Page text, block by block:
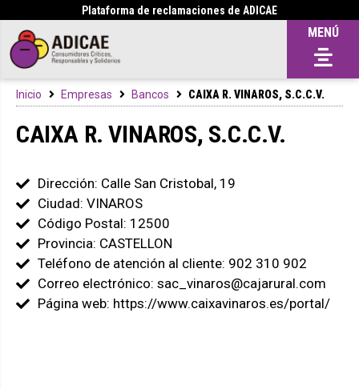
Plataforma de reclamaciones de ADICAE
MENÚ
Inicio Empresas Bancos CAIXA R. VINAROS, S.C.C.V.
CAIXA R. VINAROS, S.C.C.V.
Dirección: Calle San Cristobal, 19
Ciudad: VINAROS
Código Postal: 12500
Provincia: CASTELLON
Teléfono de atención al cliente: 902 310 902
Correo electrónico: sac_vinaros@cajarural.com
Página web: https://www.caixavinaros.es/portal/